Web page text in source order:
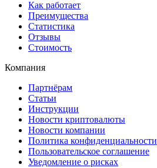
Как работает
Преимущества
Статистика
Отзывы
Стоимость
Компания
Партнёрам
Статьи
Инструкции
Новости криптовалюты
Новости компании
Политика конфиденциальности
Пользовательское соглашение
Уведомление о рисках